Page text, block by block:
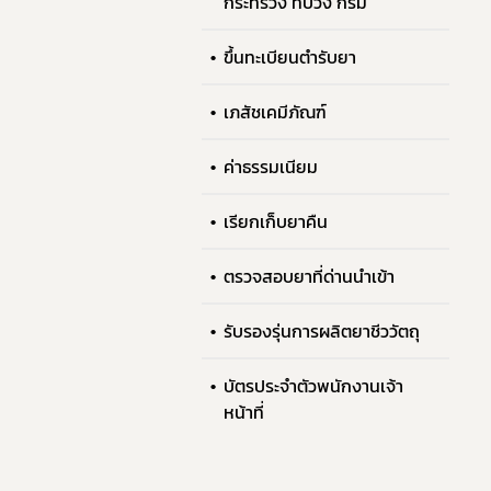
ขึ้นทะเบียนตำรับยา
เภสัชเคมีภัณฑ์
ค่าธรรมเนียม
เรียกเก็บยาคืน
ตรวจสอบยาที่ด่านนำเข้า
รับรองรุ่นการผลิตยาชีววัตถุ
บัตรประจำตัวพนักงานเจ้า
หน้าที่